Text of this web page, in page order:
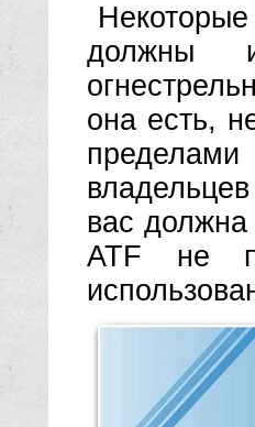
должны
она есть,
вас
ATF не